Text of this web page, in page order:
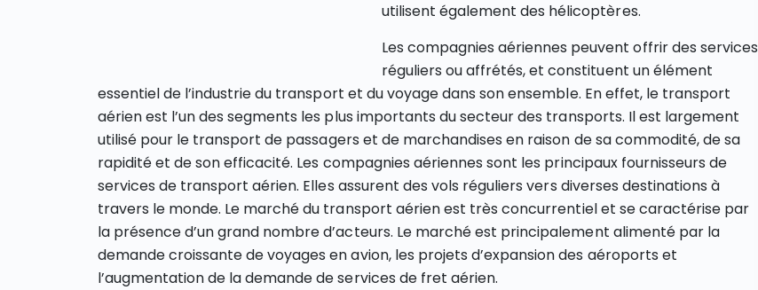
utilisent également des hélicoptères.
Les compagnies aériennes peuvent offrir des services
réguliers ou affrétés, et constituent un élément
essentiel de l’industrie du transport et du voyage dans son ensemble. En effet, le transport
aérien est l’un des segments les plus importants du secteur des transports. Il est largement
utilisé pour le transport de passagers et de marchandises en raison de sa commodité, de sa
rapidité et de son efficacité. Les compagnies aériennes sont les principaux fournisseurs de
services de transport aérien. Elles assurent des vols réguliers vers diverses destinations à
travers le monde. Le marché du transport aérien est très concurrentiel et se caractérise par
la présence d’un grand nombre d’acteurs. Le marché est principalement alimenté par la
demande croissante de voyages en avion, les projets d’expansion des aéroports et
l’augmentation de la demande de services de fret aérien.